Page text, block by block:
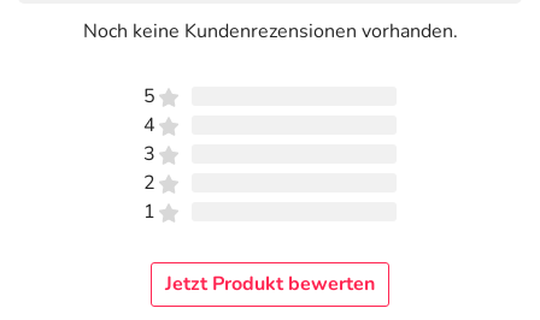
Tocopherol
ALLERGIKA Pharma GmbH
Hans-Urmiller-Ring 58
82515 Wolfratshausen
elektronische Adresse: https://allergika.de/ |
vbs@allergika.de
Angaben gem. EU-Produktsicherheitsverordnung (GPSR)
Noch keine Kundenrezensionen vorhanden.
5
4
3
2
1
Jetzt Produkt bewerten